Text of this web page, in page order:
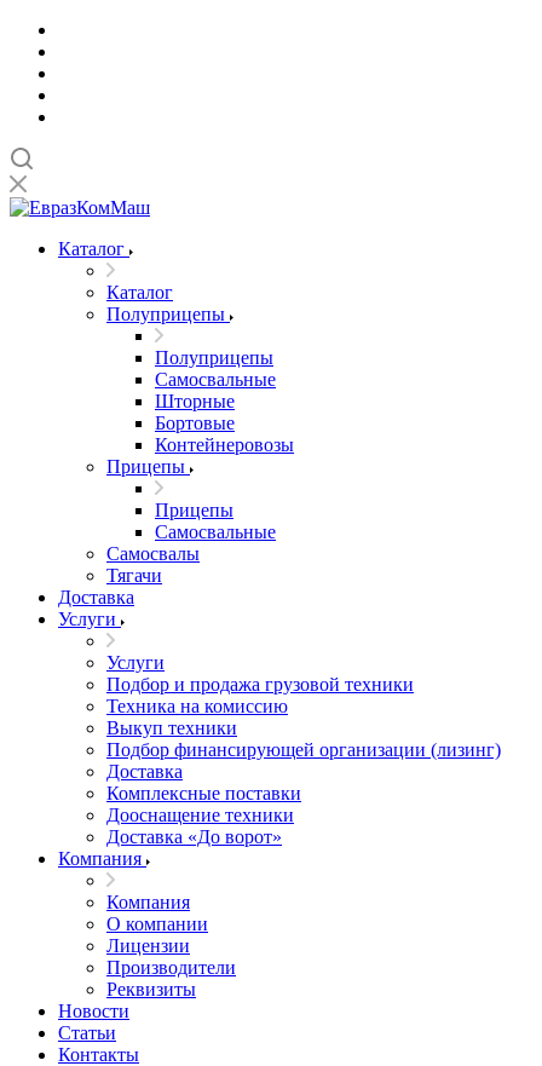
Каталог
Каталог
Полуприцепы
Полуприцепы
Самосвальные
Шторные
Бортовые
Контейнеровозы
Прицепы
Прицепы
Самосвальные
Самосвалы
Тягачи
Доставка
Услуги
Услуги
Подбор и продажа грузовой техники
Техника на комиссию
Выкуп техники
Подбор финансирующей организации (лизинг)
Доставка
Комплексные поставки
Дооснащение техники
Доставка «До ворот»
Компания
Компания
О компании
Лицензии
Производители
Реквизиты
Новости
Статьи
Контакты